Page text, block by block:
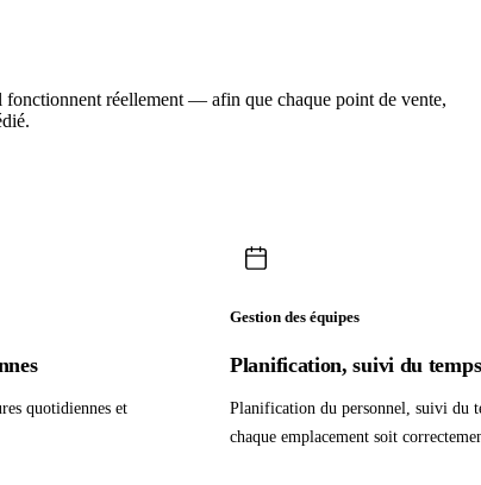
fonctionnent réellement — afin que chaque point de vente,
quotidiennes et
Gestion des équipes
Planification, suivi du temps
Planification du personnel, suivi du
chaque emplacement soit